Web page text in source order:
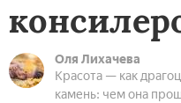
Оля Лихачева
Красота — как
камень: чем она